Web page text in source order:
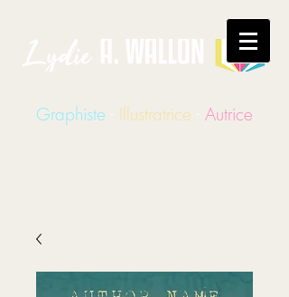
Graphiste Illustratrice Autrice